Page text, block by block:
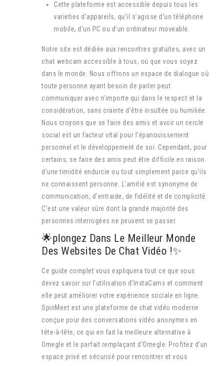
Cette plateforme est accessible depuis tous les
varieties d’appareils, qu’il s’agisse d’un téléphone
mobile, d’un PC ou d’un ordinateur moveable.
Notre site est dédiée aux rencontres gratuites, avec un
chat webcam accessible à tous, où que vous soyez
dans le monde. Nous offrons un espace de dialogue où
toute personne ayant besoin de parler peut
communiquer avec n’importe qui dans le respect et la
considération, sans crainte d’être insultée ou humiliée.
Nous croyons que se faire des amis et avoir un cercle
social est un facteur vital pour l’épanouissement
personnel et le développement de soi. Cependant, pour
certains, se faire des amis peut être difficile en raison
d’une timidité endurcie ou tout simplement parce qu’ils
ne connaissent personne. L’amitié est synonyme de
communication, d’entraide, de fidélité et de complicité.
C’est une valeur sûre dont la grande majorité des
personnes interrogées ne peuvent se passer.
🌟plongez Dans Le Meilleur Monde
Des Websites De Chat Vidéo !✨
Ce guide complet vous expliquera tout ce que vous
devez savoir sur l’utilisation d’InstaCams et comment
elle peut améliorer votre expérience sociale en ligne.
SpinMeet est une plateforme de chat vidéo moderne
conçue pour des conversations vidéo anonymes en
tête-à-tête, ce qui en fait la meilleure alternative à
Omegle et le parfait remplaçant d’Omegle. Profitez d’un
espace privé et sécurisé pour rencontrer et vous